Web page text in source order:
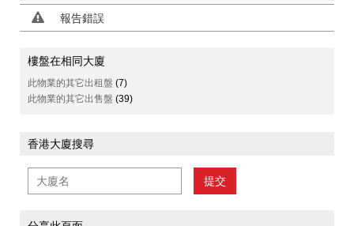
報告錯誤
樓盤在相同大廈
此物業的其它出租盤 (7)
此物業的其它出售盤 (39)
香港大廈搜尋
提交